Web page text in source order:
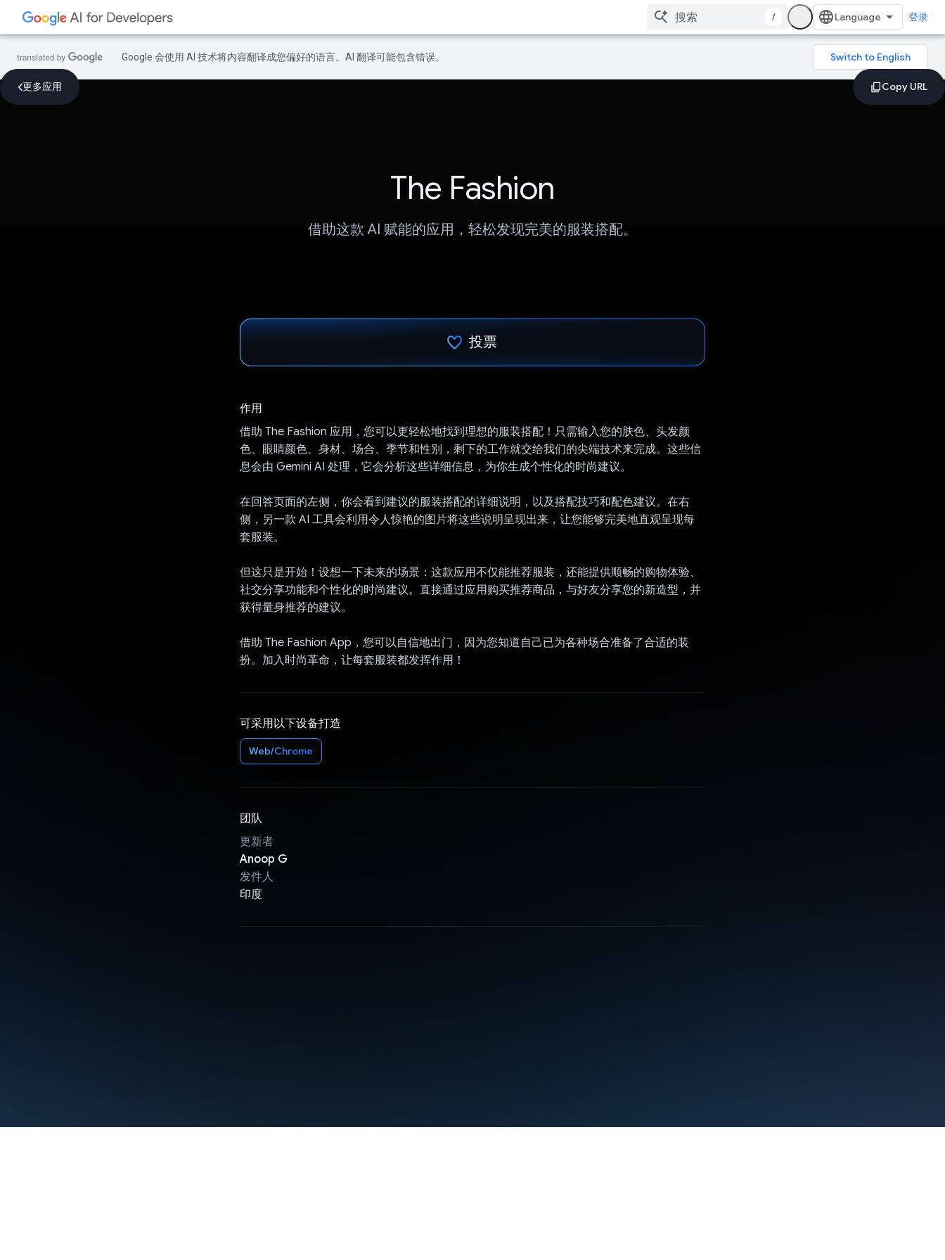
/ 登录
Google 会使用 AI 技术将内容翻译成您偏好的语言。AI 翻译可能包含错误。
更多应用
The Fashion
借助这款 AI 赋能的应用，轻松发现完美的服装搭配。
投票
作用
借助 The Fashion 应用，您可以更轻松地找到理想的服装搭配！只需输入您的肤色、头发颜
色、眼睛颜色、身材、场合、季节和性别，剩下的工作就交给我们的尖端技术来完成。这些信
息会由 Gemini AI 处理，它会分析这些详细信息，为你生成个性化的时尚建议。
在回答页面的左侧，你会看到建议的服装搭配的详细说明，以及搭配技巧和配色建议。在右
侧，另一款 AI 工具会利用令人惊艳的图片将这些说明呈现出来，让您能够完美地直观呈现每
套服装。
但这只是开始！设想一下未来的场景：这款应用不仅能推荐服装，还能提供顺畅的购物体验、
社交分享功能和个性化的时尚建议。直接通过应用购买推荐商品，与好友分享您的新造型，并
获得量身推荐的建议。
借助 The Fashion App，您可以自信地出门，因为您知道自己已为各种场合准备了合适的装
扮。加入时尚革命，让每套服装都发挥作用！
可采用以下设备打造
Web/Chrome
团队
更新者
Anoop G
发件人
印度